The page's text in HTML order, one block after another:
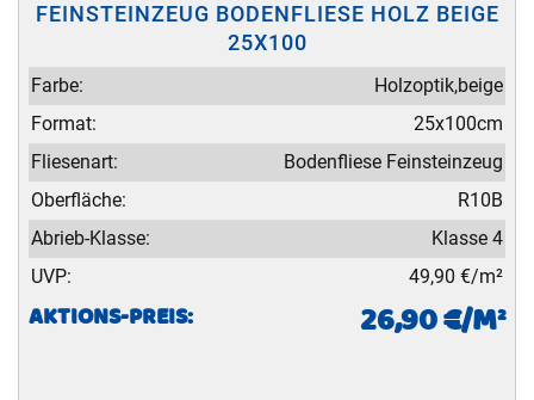
FEINSTEINZEUG BODENFLIESE HOLZ BEIGE
25X100
Farbe:
Holzoptik,beige
Format:
25x100cm
Fliesenart:
Bodenfliese Feinsteinzeug
Oberfläche:
R10B
Abrieb-Klasse:
Klasse 4
UVP:
49,90 €/m²
AKTIONS-PREIS: 26,90 €/M²